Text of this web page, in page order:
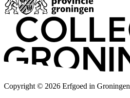
Copyright © 2026 Erfgoed in Groningen